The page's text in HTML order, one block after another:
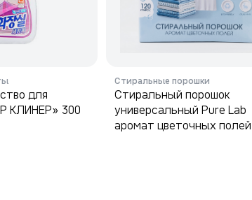
для
КЛИНЕР» 300
Стиральные порошки
Стиральный порошок
универсальный Pure Lab
аромат цветочных полей